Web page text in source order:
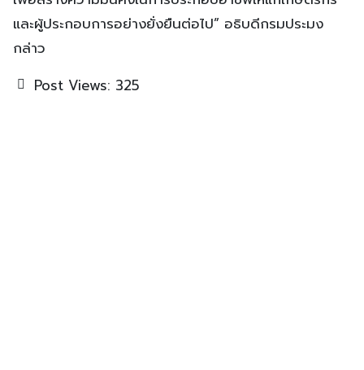
และผู้ประกอบการอย่างยั่งยืนต่อไป” อธิบดีกรมประมง
กล่าว
Post Views: 325